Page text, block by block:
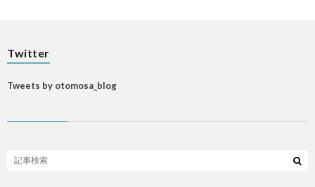
Twitter
Tweets by otomosa_blog